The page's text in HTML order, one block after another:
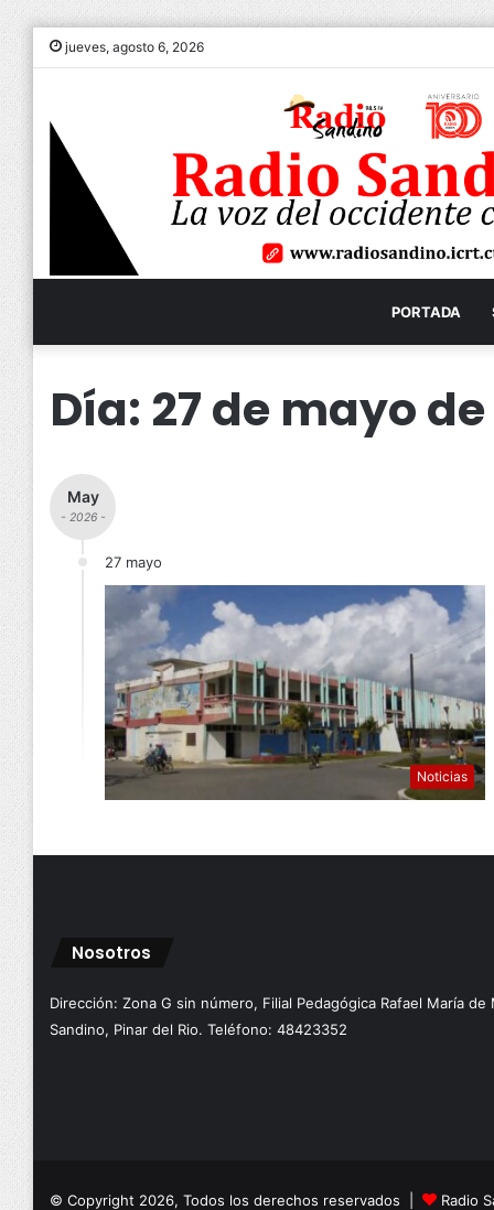
jueves, agosto 6, 2026
PORTADA
Día: 27 de mayo
May
- 2026 -
27 mayo
Noticias
Nosotros
Dirección: Zona G sin número, Filial Pedagógica Rafael María de
Sandino, Pinar del Rio. Teléfono: 48423352
© Copyright 2026, Todos los derechos reservados | Radio